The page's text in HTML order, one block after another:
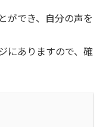
ができ、自分の声を
にありますので、確